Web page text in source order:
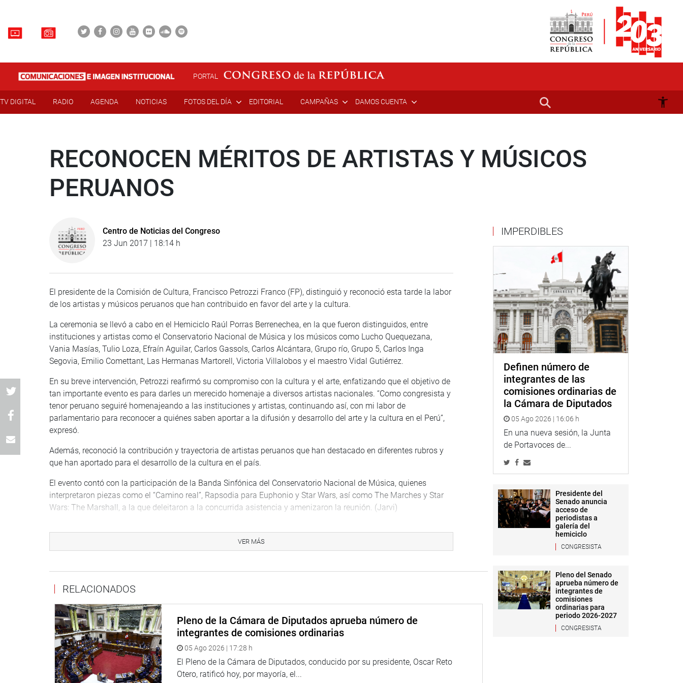
PORTAL
TV DIGITAL RADIO AGENDA NOTICIAS FOTOS DEL DÍA EDITORIAL CAMPAÑAS DAMOS CUENTA
RECONOCEN MÉRITOS DE ARTISTAS Y MÚSICOS
PERUANOS
Centro de Noticias del Congreso
23 Jun 2017 | 18:14 h
El presidente de la Comisión de Cultura, Francisco Petrozzi Franco (FP), distinguió y reconoció esta tarde la labor
de los artistas y músicos peruanos que han contribuido en favor del arte y la cultura.
La ceremonia se llevó a cabo en el Hemiciclo Raúl Porras Berrenechea, en la que fueron distinguidos, entre
instituciones y artistas como el Conservatorio Nacional de Música y los músicos como Lucho Quequezana,
Vania Masías, Tulio Loza, Efraín Aguilar, Carlos Gassols, Carlos Alcántara, Grupo río, Grupo 5, Carlos Inga
Segovia, Emilio Comettant, Las Hermanas Martorell, Victoria Villalobos y el maestro Vidal Gutiérrez.
En su breve intervención, Petrozzi reafirmó su compromiso con la cultura y el arte, enfatizando que el objetivo de
tan importante evento es para darles un merecido homenaje a diversos artistas nacionales. “Como congresista y
tenor peruano seguiré homenajeando a las instituciones y artistas, continuando así, con mi labor de
parlamentario para reconocer a quiénes saben aportar a la difusión y desarrollo del arte y la cultura en el Perú”,
expresó.
Además, reconoció la contribución y trayectoria de artistas peruanos que han destacado en diferentes rubros y
que han aportado para el desarrollo de la cultura en el país.
El evento contó con la participación de la Banda Sinfónica del Conservatorio Nacional de Música, quienes
interpretaron piezas como el “Camino real”, Rapsodia para Euphonio y Star Wars, así como The Marches y Star
Wars: The Marshall, a la que deleitaron a la concurrida asistencia y amenizaron la reunión. (Jarvi)
PRENSA CONGRESO
http://www.congreso.gob.pe/
Facebook:https://www.facebook.com/congresoperu
Twitter:https://twitter.com/congresoperu
Youtube:http://www.youtube.com/congresoperu
Soundcloud:https://soundcloud.com/radiocongreso
VER MÁS
RELACIONADOS
Pleno de la Cámara de Diputados aprueba número de
integrantes de comisiones ordinarias
05 Ago 2026 | 17:28 h
El Pleno de la Cámara de Diputados, conducido por su presidente, Oscar Reto
Otero, ratificó hoy, por mayoría, el...
IMPERDIBLES
Definen número de
integrantes de las
comisiones ordinarias de
la Cámara de Diputados
05 Ago 2026 | 16:06 h
En una nueva sesión, la Junta
de Portavoces de...
Presidente del
Senado anuncia
acceso de
periodistas a
galería del
hemiciclo
CONGRESISTA
Pleno del Senado
aprueba número de
integrantes de
comisiones
ordinarias para
periodo 2026-2027
CONGRESISTA